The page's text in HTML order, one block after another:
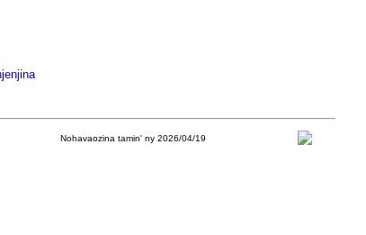
Nohavaozina tamin' ny 2026/04/19